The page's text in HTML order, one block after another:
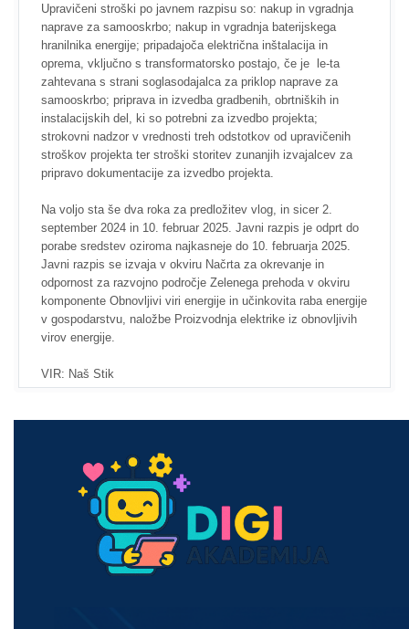
Upravičeni stroški po javnem razpisu so: nakup in vgradnja
naprave za samooskrbo; nakup in vgradnja baterijskega
hranilnika energije; pripadajoča električna inštalacija in
oprema, vključno s transformatorsko postajo, če je le-ta
zahtevana s strani soglasodajalca za priklop naprave za
samooskrbo; priprava in izvedba gradbenih, obrtniških in
instalacijskih del, ki so potrebni za izvedbo projekta;
strokovni nadzor v vrednosti treh odstotkov od upravičenih
stroškov projekta ter stroški storitev zunanjih izvajalcev za
pripravo dokumentacije za izvedbo projekta.
Na voljo sta še dva roka za predložitev vlog, in sicer 2.
september 2024 in 10. februar 2025. Javni razpis je odprt do
porabe sredstev oziroma najkasneje do 10. februarja 2025.
Javni razpis se izvaja v okviru Načrta za okrevanje in
odpornost za razvojno področje Zelenega prehoda v okviru
komponente Obnovljivi viri energije in učinkovita raba energije
v gospodarstvu, naložbe Proizvodnja elektrike iz obnovljivih
virov energije.
VIR: Naš Stik